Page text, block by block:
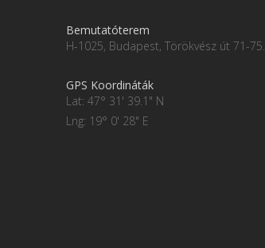
Bemutatóterem
H-1025, Budapest, Törökvész út 71-75.
GPS Koordináták
Lat: 47° 31' 39.1" N
Lng: 19° 0' 28" E